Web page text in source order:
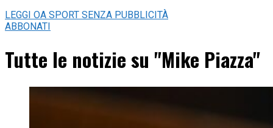
LEGGI OA SPORT SENZA PUBBLICITÀ
ABBONATI
Tutte le notizie su "Mike Piazza"